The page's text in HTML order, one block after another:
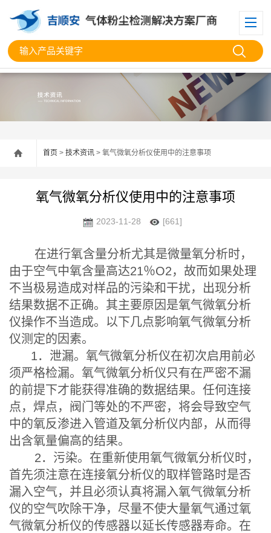
首页 > 技术资讯 > 氧气微氧分析仪使用中的注意事项
氧气微氧分析仪使用中的注意事项
2023-11-28 [661]
在进行氧含量分析尤其是微量氧分析时，
由于空气中氧含量高达21％O2，故而如果处理
不当极易造成对样品的污染和干扰，出现分析
结果数据不正确。其主要原因是氧气微氧分析
仪操作不当造成。以下几点影响氧气微氧分析
仪测定的因素。
1．泄漏。氧气微氧分析仪在初次启用前必
须严格检漏。氧气微氧分析仪只有在严密不漏
的前提下才能获得准确的数据结果。任何连接
点，焊点，阀门等处的不严密，将会导致空气
中的氧反渗进入管道及氧分析仪内部，从而得
出含氧量偏高的结果。
2．污染。在重新使用氧气微氧分析仪时，
首先须注意在连接氧分析仪的取样管路时是否
漏入空气，并且必须认真将漏入氧气微氧分析
仪的空气吹除干净，尽量不使大量氧气通过氧
气微氧分析仪的传感器以延长传感器寿命。在